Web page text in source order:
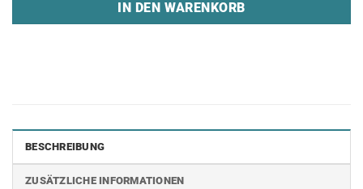
IN DEN WARENKORB
BESCHREIBUNG
ZUSÄTZLICHE INFORMATIONEN